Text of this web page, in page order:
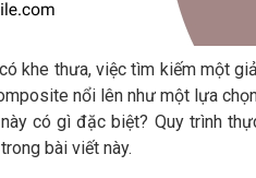
khe thưa, việc tìm kiếm một
nổi lên như một lựa
có gì đặc biệt? Quy trình
bài viết này.